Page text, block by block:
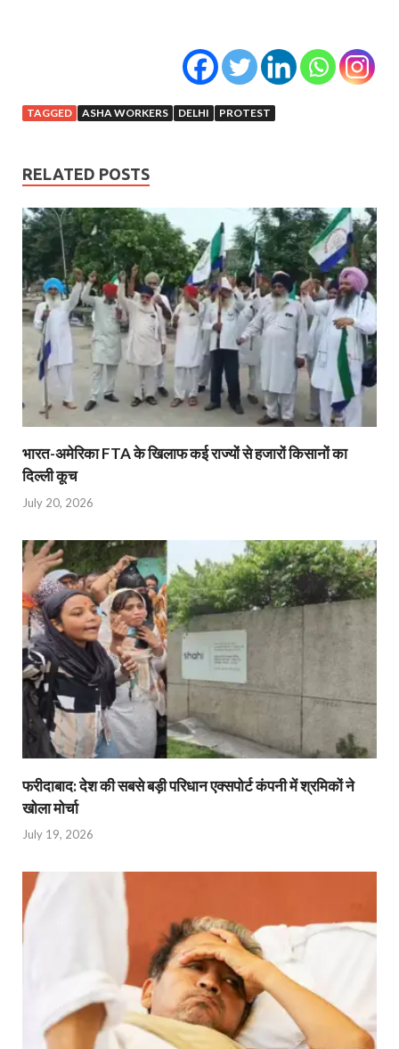
TAGGED ASHA WORKERS DELHI PROTEST
RELATED POSTS
भारत-अमेरिका FTA के खिलाफ कई राज्यों से हजारों किसानों का
दिल्ली कूच
July 20, 2026
फरीदाबाद: देश की सबसे बड़ी परिधान एक्सपोर्ट कंपनी में श्रमिकों ने
खोला मोर्चा
July 19, 2026